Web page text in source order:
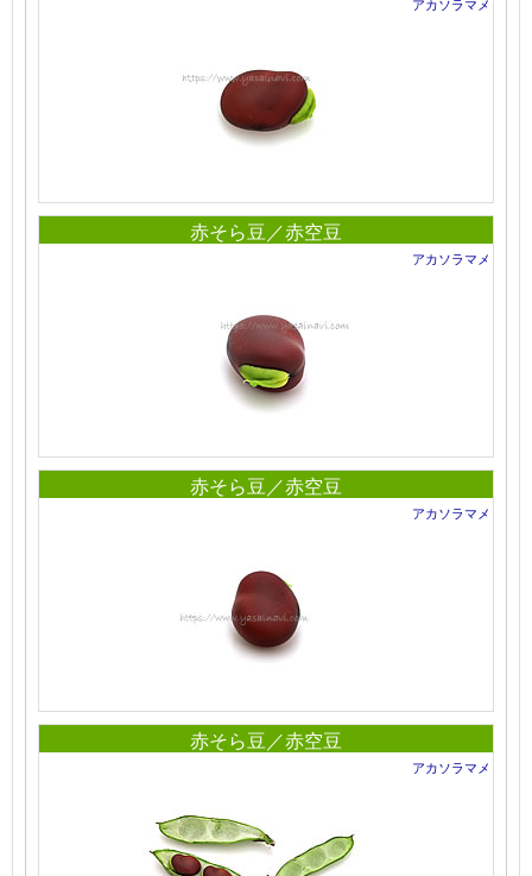
赤そら豆／赤空豆
アカソラマメ
赤そら豆／赤空豆
アカソラマメ
赤そら豆／赤空豆
アカソラマメ